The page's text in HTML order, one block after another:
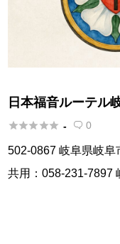
日本福音ルーテル
 -  0
502-0867 岐阜県岐
共用：058-231-7897